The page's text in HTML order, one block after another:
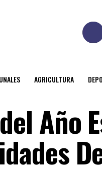
AGRICULTURA
Año